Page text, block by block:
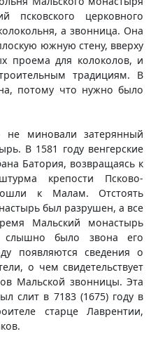
церковного
а звонница. Она
южную стену, вверху
проема для колоколов, и
традициям. В
потому что нужно было
не миновали затерянный
В 1581 году венгерские
Батория, возвращаясь к
крепости Псково-
к Малам. Отстоять
был разрушен, а все
Мальский монастырь
было звона его
появляются сведения о
о чем свидетельствует
Мальской звонницы. Эта
слит в 7183 (1675) году в
старце Лаврентии,